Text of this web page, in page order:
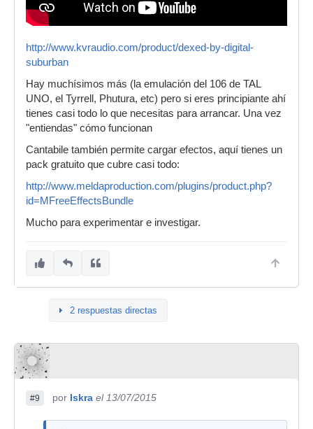
http://www.kvraudio.com/product/dexed-by-digital-
suburban
Hay muchísimos más (la emulación del 106 de TAL
UNO, el Tyrrell, Phutura, etc) pero si eres principiante ahí
tienes casi todo lo que necesitas para arrancar. Una vez
"entiendas" cómo funcionan
Cantabile también permite cargar efectos, aquí tienes un
pack gratuito que cubre casi todo:
http://www.meldaproduction.com/plugins/product.php?
id=MFreeEffectsBundle
Mucho para experimentar e investigar.
2 respuestas directas
#9 por Iskra el 13/07/2015